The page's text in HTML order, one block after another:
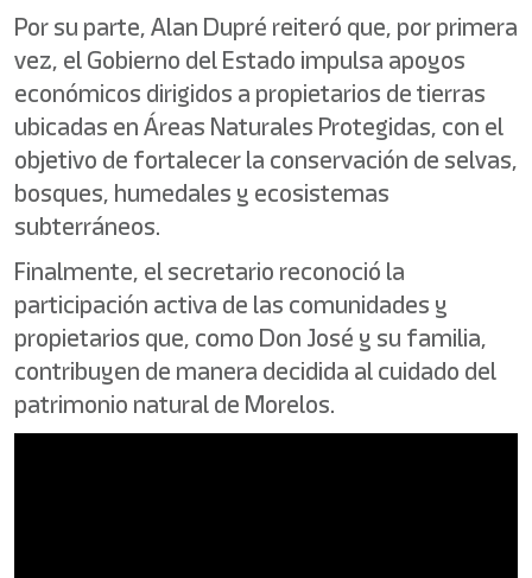
Por su parte, Alan Dupré reiteró que, por primera
vez, el Gobierno del Estado impulsa apoyos
económicos dirigidos a propietarios de tierras
ubicadas en Áreas Naturales Protegidas, con el
objetivo de fortalecer la conservación de selvas,
bosques, humedales y ecosistemas
subterráneos.
Finalmente, el secretario reconoció la
participación activa de las comunidades y
propietarios que, como Don José y su familia,
contribuyen de manera decidida al cuidado del
patrimonio natural de Morelos.